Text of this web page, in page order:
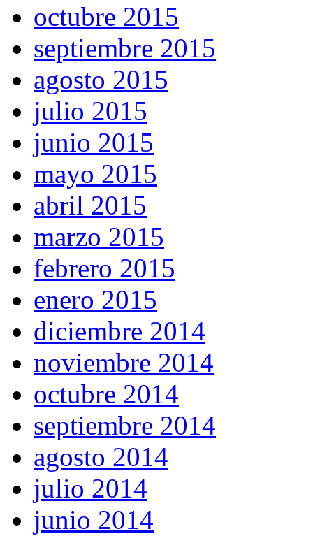
octubre 2015
septiembre 2015
agosto 2015
julio 2015
junio 2015
mayo 2015
abril 2015
marzo 2015
febrero 2015
enero 2015
diciembre 2014
noviembre 2014
octubre 2014
septiembre 2014
agosto 2014
julio 2014
junio 2014